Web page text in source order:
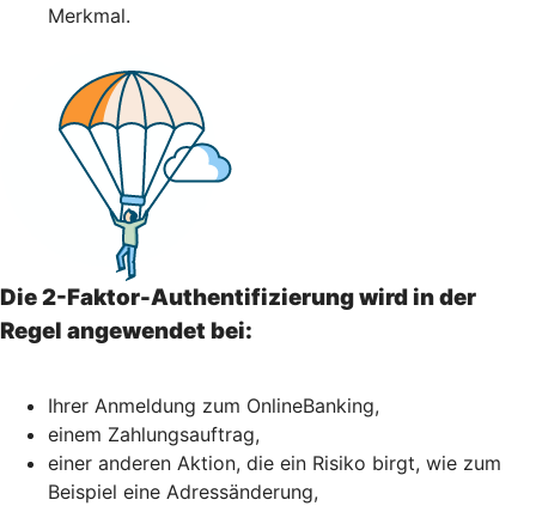
Merkmal.
Die 2-Faktor-Authentifizierung wird in der
Regel angewendet bei:
Ihrer Anmeldung zum OnlineBanking,
einem Zahlungsauftrag,
einer anderen Aktion, die ein Risiko birgt, wie zum
Beispiel eine Adressänderung,